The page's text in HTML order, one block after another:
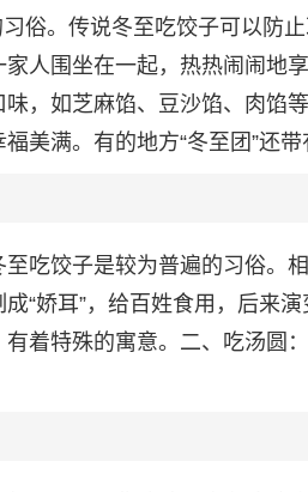
俗。传说冬至吃饺子可以防止
人围坐在一起，热热闹闹地
，如芝麻馅、豆沙馅、肉馅
美满。有的地方“冬至团”还带
吃饺子是较为普遍的习俗。
“娇耳”，给百姓食用，后来
着特殊的寓意。二、吃汤圆